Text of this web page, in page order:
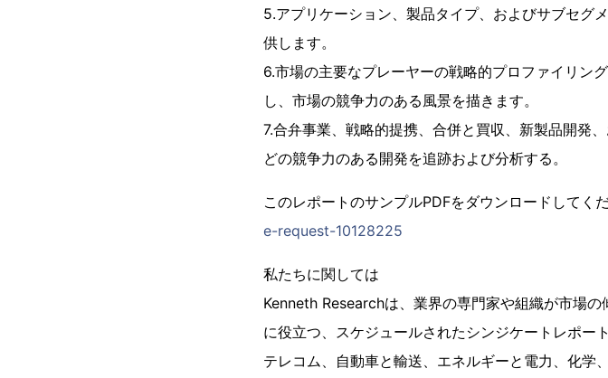
5.アプリケーション、製品タイプ、およびサブセグ
供します。
6.市場の主要なプレーヤーの戦略的プロファイリン
し、市場の競争力のある風景を描きます。
7.合弁事業、戦略的提携、合併と買収、新製品開発
どの競争力のある開発を追跡および分析する。
このレポートのサンプルPDFをダウンロードしてく
e-request-10128225
私たちに関しては
Kenneth Researchは、業界の専門家や組織が市場
に役立つ、スケジュールされたシンジケートレポー
テレコム、自動車と輸送、エネルギーと電力、化学